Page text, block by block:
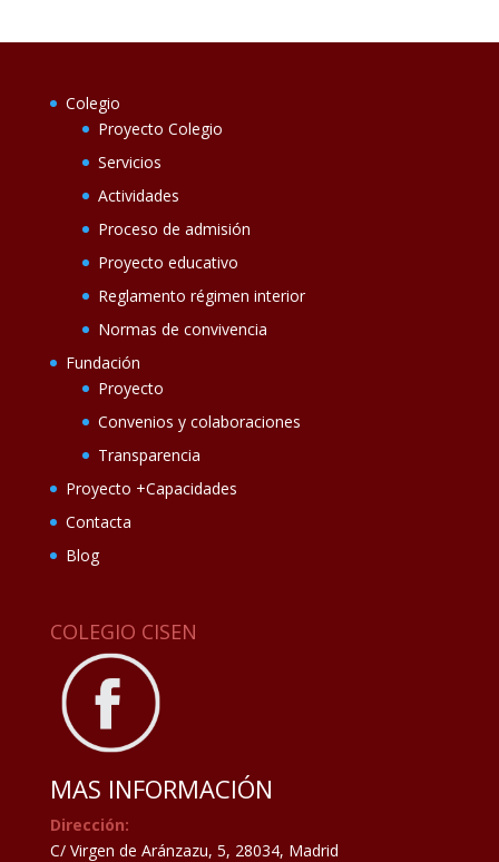
Colegio
Proyecto Colegio
Servicios
Actividades
Proceso de admisión
Proyecto educativo
Reglamento régimen interior
Normas de convivencia
Fundación
Proyecto
Convenios y colaboraciones
Transparencia
Proyecto +Capacidades
Contacta
Blog
COLEGIO CISEN
MAS INFORMACIÓN
Dirección:
C/ Virgen de Aránzazu, 5, 28034, Madrid